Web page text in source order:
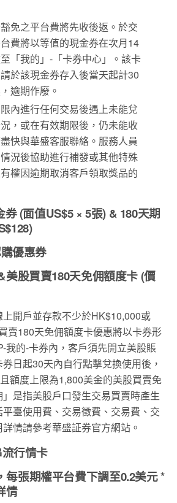
免之平台費將先收後返。於交
費將以等值的現金券在次月14
「我的」-「卡券中心」。該卡
於該現金券存入後當天起計30
逾期作廢。
內進行任何交易後遇上未能兌
，或在有效期限後，仍未能收
快與華盛客服聯絡。服務人員
況後協助進行補發或其他特殊
權因逾期取消客戶領取獎品的
券 (面值US$5 × 5張) & 180天期
優惠券
美股買賣180天免佣額度卡 (價
開戶並存款不少於HK$10,000或
賣180天免佣額度卡優惠將以卡券形
我的-卡券內，客戶須先開立美股賬
日起30天內自行點擊兌換使用後，
額度上限為1,800美金的美股買賣免
是指美股戶口發生交易買賣時產生
臺使用費、交易徵費、交易費、交
情請參考華盛証券官方網站。
行情卡
每張期權平台費下調至0.2美元 *
情